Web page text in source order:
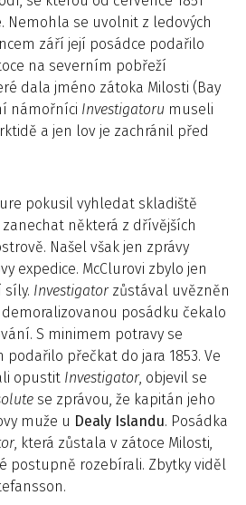
Nemohla se uvolnit z ledových
září její posádce podařilo
na severním pobřeží
dala jméno zátoka Milosti (Bay
námořníci Investigatoru museli
a jen lov je zachránil před
pokusil vyhledat skladiště
některá z dřívějších
Našel však jen zprávy
expedice. McClurovi zbylo jen
Investigator zůstával uvězněn
posádku čekalo
S minimem potravy se
přečkat do jara 1853. Ve
opustit Investigator, objevil se
se zprávou, že kapitán jeho
muže u Dealy Islandu. Posádka
, která zůstala v zátoce Milosti,
postupně rozebírali. Zbytky viděl